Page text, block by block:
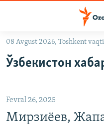
Асосий
Қидиришга
ўтинг
OZODLIK
На русском
08 Avgust 2026, Toshkent
Ўзбекистон
Fevral 26, 2025
Мирзиёев,